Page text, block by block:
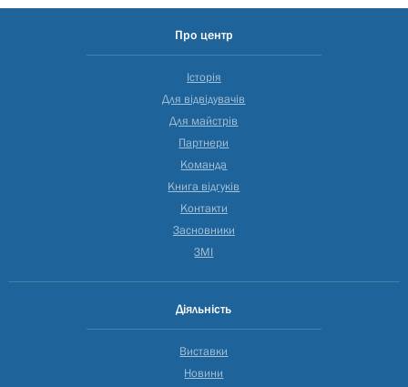
Про центр
Історія
Для відвідувачів
Для майстрів
Партнери
Команда
Книга відгуків
Контакти
Засновники
ЗМІ
Діяльність
Виставки
Новини